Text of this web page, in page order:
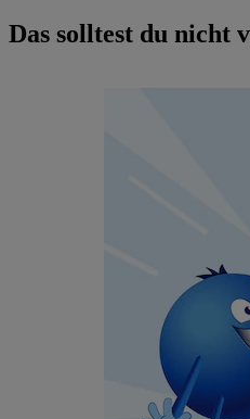
Das solltest du nicht